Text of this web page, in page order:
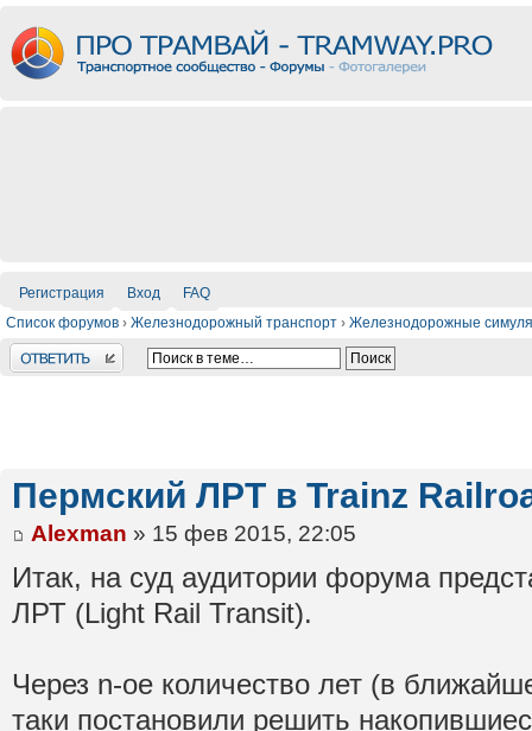
Регистрация Вход
FAQ
Список форумов › Железнодорожный транспорт › Железнодорожные
Ответить
Пермский ЛРТ в Trainz
Alexman » 15 фев 2015, 22:05
Итак, на суд аудитории форума
ЛРТ (Light Rail Transit).
Через n-ое количество лет (в
таки постановили решить